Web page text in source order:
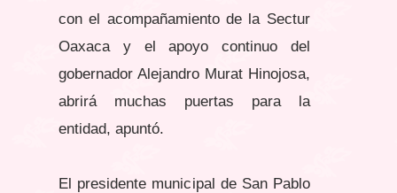
con el acompañamiento de la Sectur
Oaxaca y el apoyo continuo del
gobernador Alejandro Murat Hinojosa,
abrirá muchas puertas para la
entidad, apuntó.
El presidente municipal de San Pablo